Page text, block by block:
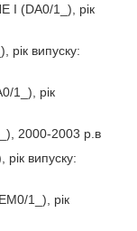
I (DA0/1_), рік
рік випуску:
1_), рік
2000-2003 р.в
випуску:
1_), рік